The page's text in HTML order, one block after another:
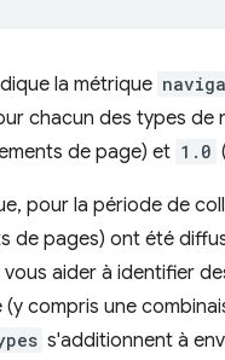
la métrique
chacun des types
de page) et 1.0
pour la période de
de pages) ont été
aider à identifier
compris une
s'additionnent à